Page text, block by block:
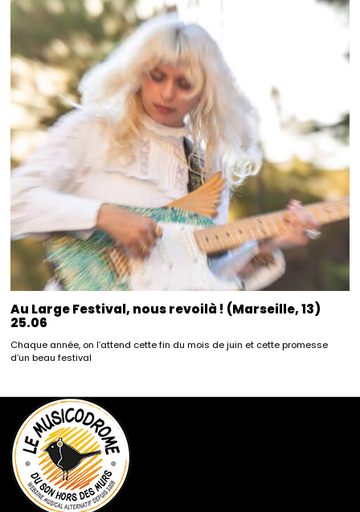
Au Large Festival, nous revoilà ! (Marseille, 13)
25.06
Chaque année, on l’attend cette fin du mois de juin et cette promesse
d’un beau festival